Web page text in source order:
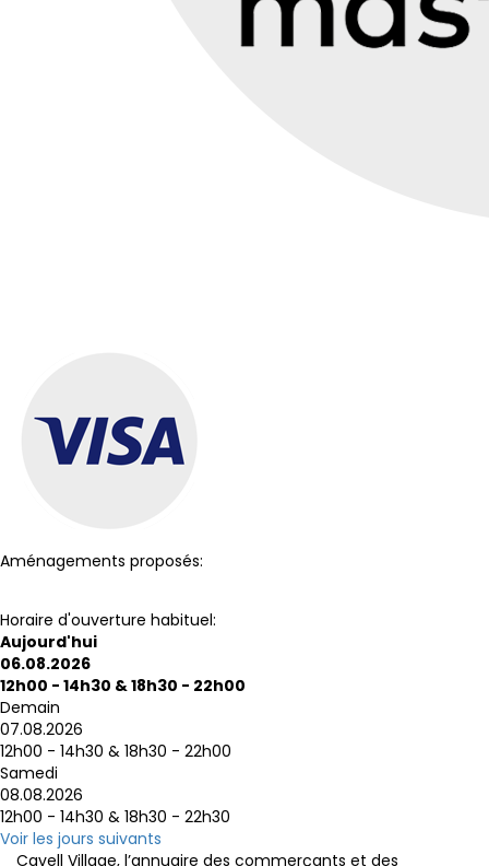
Aménagements proposés:
Horaire d'ouverture habituel:
Aujourd'hui
06.08.2026
12h00 - 14h30 &18h30 - 22h00
Demain
07.08.2026
12h00 - 14h30 & 18h30 - 22h00
Samedi
08.08.2026
12h00 - 14h30 & 18h30 - 22h30
Voir les jours suivants
Cavell Village, l’annuaire des commerçants et des